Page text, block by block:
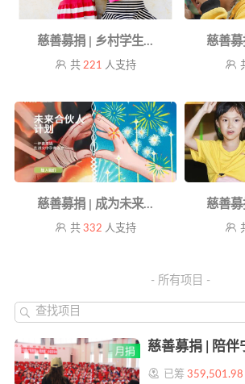
慈善募捐 | 乡村学生...
共 221 人支持
慈善募
慈善募捐 | 成为未来...
共 332 人支持
慈善
- 所有项目 -
查找项目
已筹359,501.98